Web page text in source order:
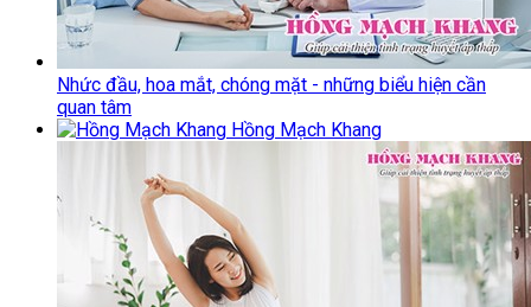
Nhức đầu, hoa mắt, chóng mặt - những biểu hiện cần
quan tâm
Hồng Mạch Khang